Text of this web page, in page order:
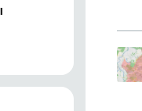
Очередь за